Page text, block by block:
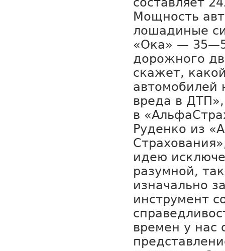
Мощность
лошадиные
«Ока» —
дорожного
скажет,
автомобилей
вреда в
в
Руденко из
идею
разумной,
изначально
инструмент
времен у нас